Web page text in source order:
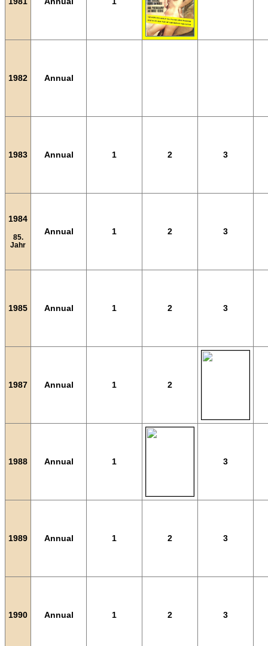
1982 Annual
1983 Annual 1 2 3
1984
85.
Jahr
Annual 1 2 3
1985 Annual 1 2 3
1987 Annual 1 2
1988 Annual 1 3
1989 Annual 1 2 3
1990 Annual 1 2 3